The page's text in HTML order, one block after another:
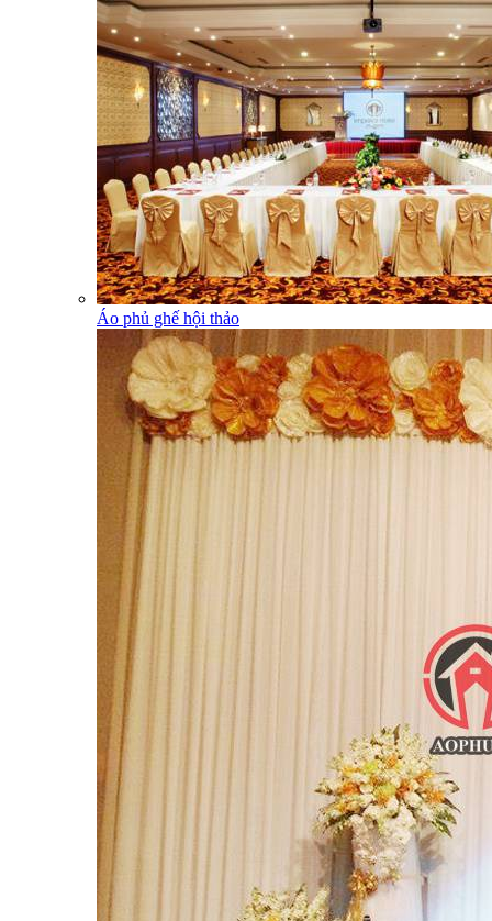
Áo phủ ghế hội thảo